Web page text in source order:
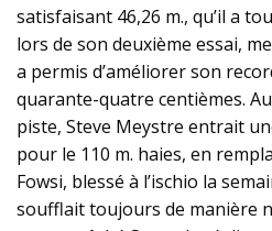
satisfaisant 46,26 m., qu’il a
lors de son deuxième essai,
a permis d’améliorer son
quarante-quatre centièmes.
piste, Steve Meystre entrait
pour le 110 m. haies, en
Fowsi, blessé à l’ischio la
soufflait toujours de manière